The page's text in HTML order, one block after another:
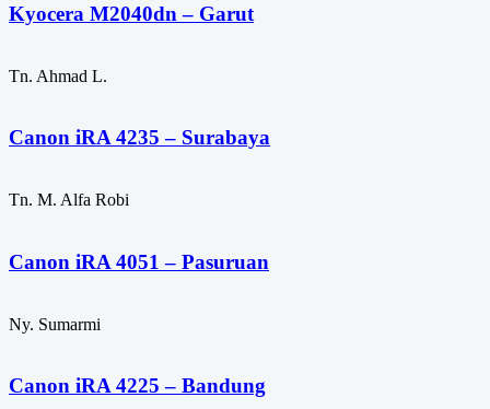
Kyocera M2040dn – Garut
Tn. Ahmad L.
Canon iRA 4235 – Surabaya
Tn. M. Alfa Robi
Canon iRA 4051 – Pasuruan
Ny. Sumarmi
Canon iRA 4225 – Bandung